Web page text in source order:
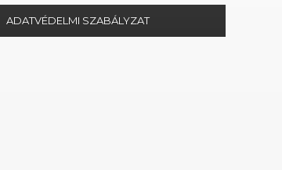
ADATVÉDELMI SZABÁLYZAT